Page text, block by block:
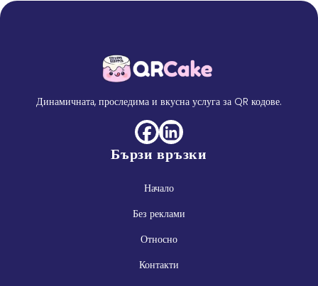
Динамичната, проследима и вкусна услуга за QR кодове.
Бързи връзки
Начало
Без реклами
Относно
Контакти